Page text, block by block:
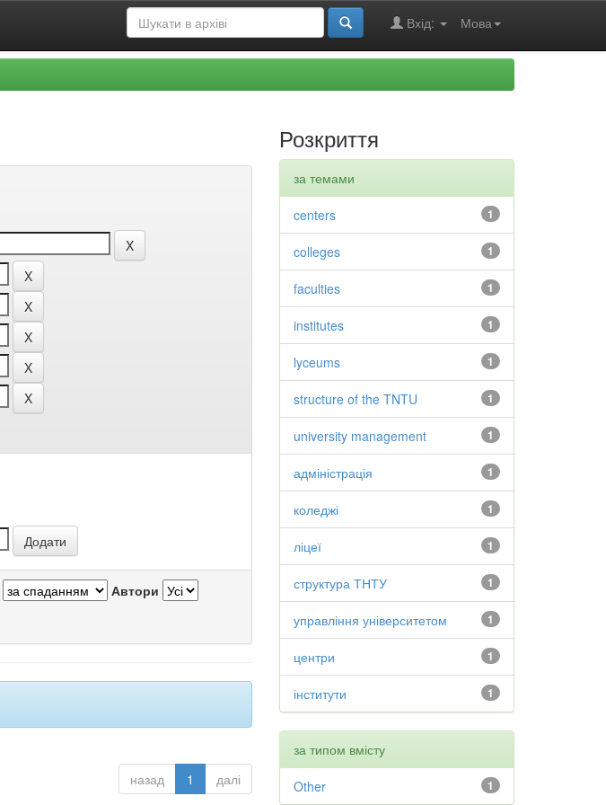
Мова
Вхід:
Автори
назад 1 далі
Розкриття
за темами
1
centers
1
colleges
1
faculties
1
institutes
1
lyceums
1
structure of the TNTU
1
university management
1
адміністрація
1
коледжі
1
ліцеї
1
структура ТНТУ
1
управління університетом
1
центри
1
інститути
за типом вмісту
1
Other